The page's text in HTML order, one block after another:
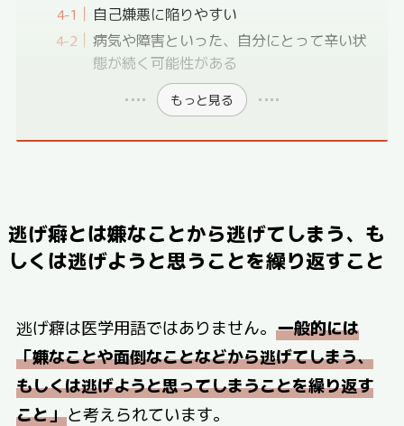
自己嫌悪に陥りやすい
病気や障害といった、自分にとって辛い状
態が続く可能性がある
もっと見る
逃げ癖とは嫌なことから逃げてしまう、も
しくは逃げようと思うことを繰り返すこと
逃げ癖は医学用語ではありません。 一般的には
「嫌なことや面倒なことなどから逃げてしまう、
もしくは逃げようと思ってしまうことを繰り返す
こと」と考えられています。